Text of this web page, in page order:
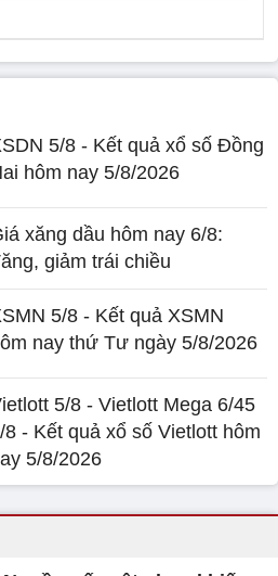
5/8 - Kết quả xổ số Đồng
hôm nay 5/8/2026
xăng dầu hôm nay 6/8:
giảm trái chiều
5/8 - Kết quả XSMN
nay thứ Tư ngày 5/8/2026
5/8 - Vietlott Mega 6/45
8 - Kết quả xổ số Vietlott hôm
5/8/2026